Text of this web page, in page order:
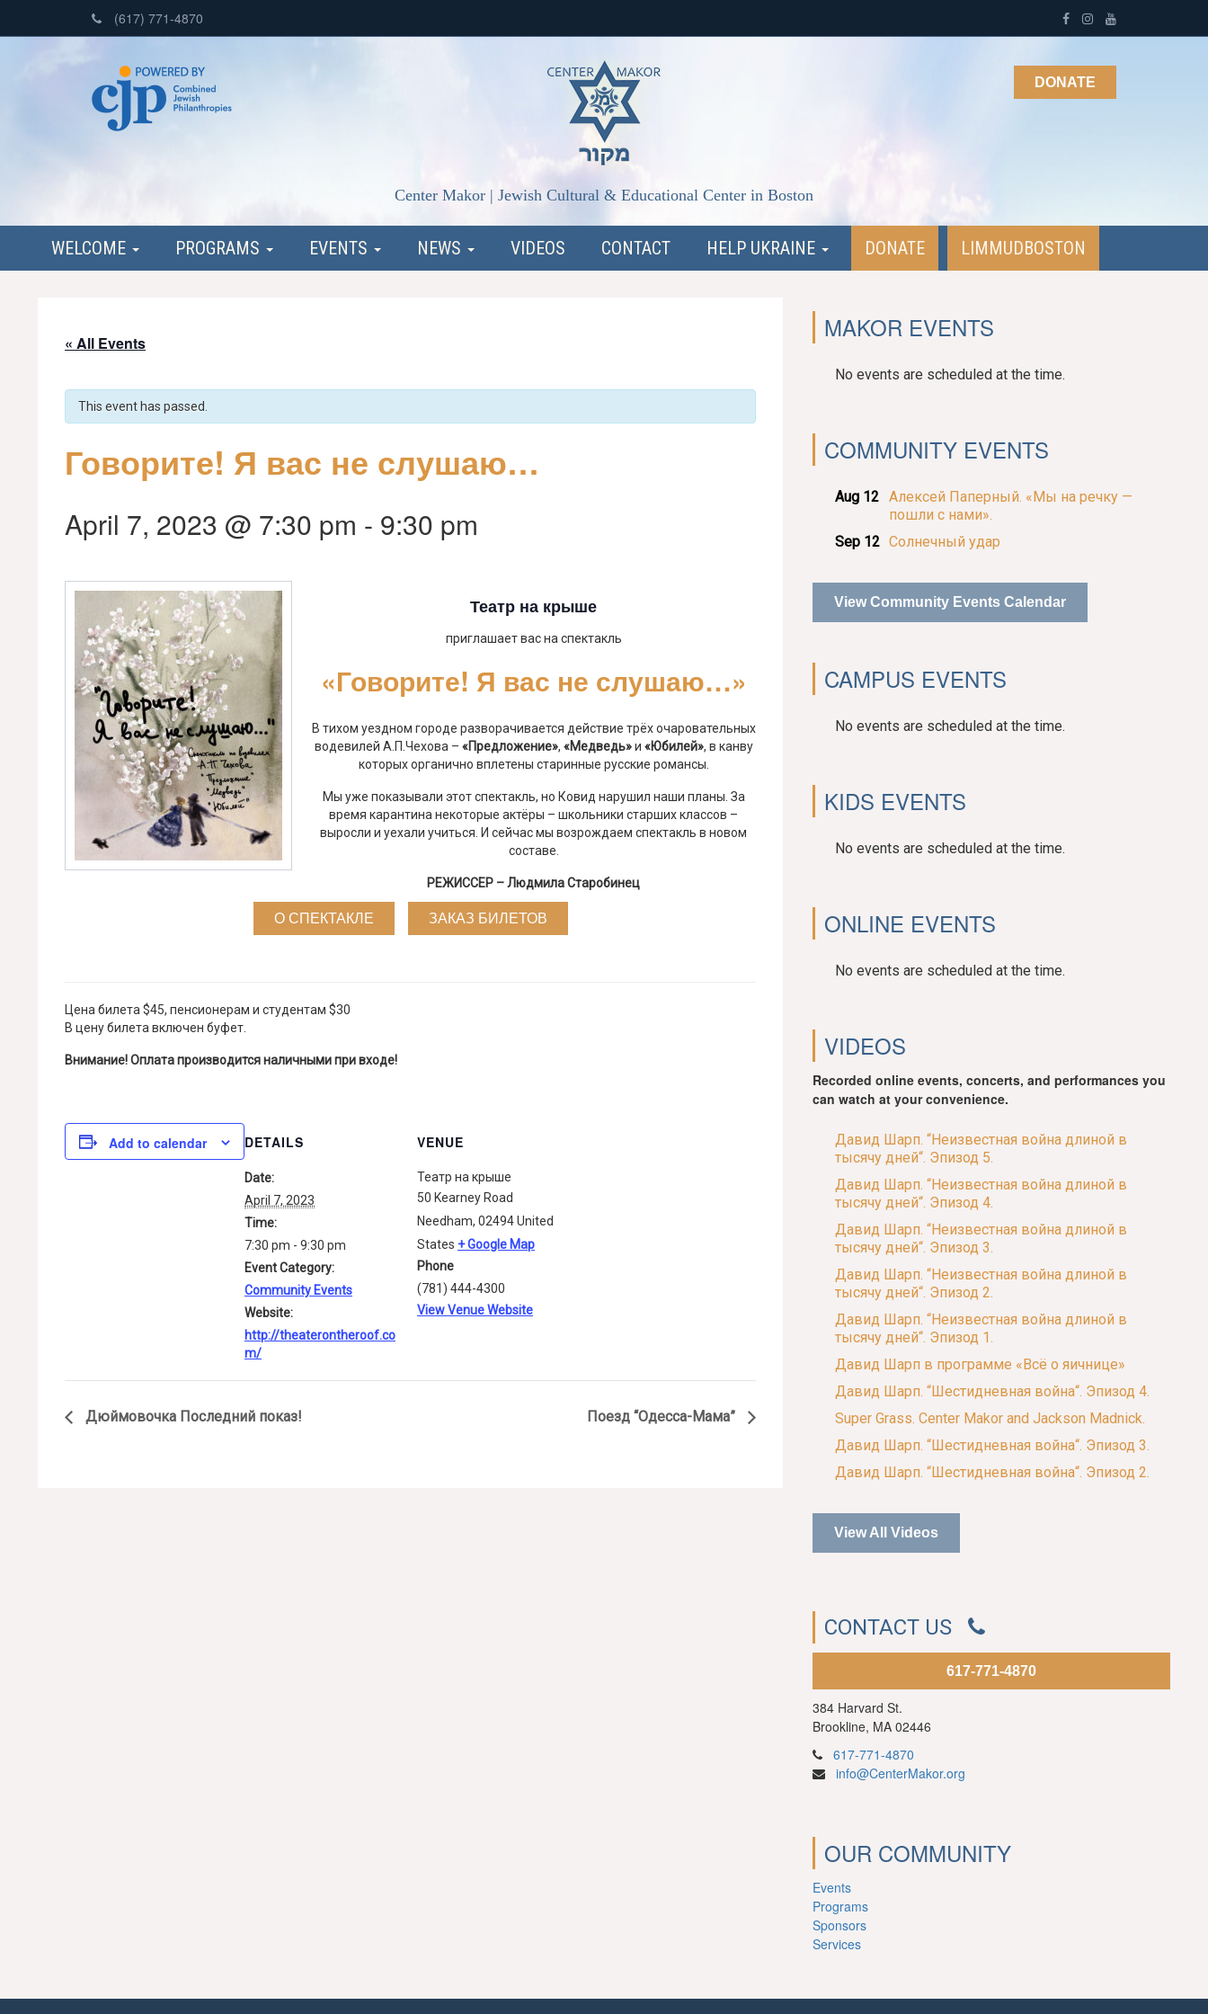
(617) 771-4870
Center Makor | Jewish Cultural & Educational Center in Boston
DONATE
WELCOME PROGRAMS EVENTS NEWS VIDEOS CONTACT HELP UKRAINE DONATE LIMMUDBOSTON
« All Events
This event has passed.
Говорите! Я вас не слушаю…
April 7, 2023 @ 7:30 pm - 9:30 pm
Театр на крыше
приглашает вас на спектакль
«Говорите! Я вас не слушаю…»
В тихом уездном городе разворачивается действие трёх очаровательных
водевилей А.П.Чехова – «Предложение», «Медведь»и «Юбилей», в канву
которых органично вплетены старинные русские романсы.
Мы уже показывали этот спектакль, но Ковид нарушил наши планы. За
время карантина некоторые актёры – школьники старших классов –
выросли и уехали учиться. И сейчас мы возрождаем спектакль в новом
составе.
РЕЖИССЕР – Людмила Старобинец
О СПЕКТАКЛЕ ЗАКАЗ БИЛЕТОВ
Цена билета $45, пенсионерам и студентам $30
В цену билета включен буфет.
Внимание! Оплата производится наличными при входе!
Add to calendar DETAILS
Date:
April 7, 2023
Time:
7:30 pm - 9:30 pm
Event Category:
Community Events
Website:
http://theaterontheroof.co
m/
VENUE
Театр на крыше
50 Kearney Road
Needham, 02494United
States + Google Map
Phone
(781) 444-4300
View Venue Website
Дюймовочка Последний показ! Поезд “Одесса-Мама”
MAKOR EVENTS
No events are scheduled at the time.
COMMUNITY EVENTS
Aug 12
Алексей Паперный. «Мы на речку —
пошли с нами».
Sep 12 Солнечный удар
View Community Events Calendar
CAMPUS EVENTS
No events are scheduled at the time.
KIDS EVENTS
No events are scheduled at the time.
ONLINE EVENTS
No events are scheduled at the time.
VIDEOS
Recorded online events, concerts, and performances you
can watch at your convenience.
Давид Шарп. “Неизвестная война длиной в
тысячу дней“. Эпизод 5.
Давид Шарп. “Неизвестная война длиной в
тысячу дней“. Эпизод 4.
Давид Шарп. “Неизвестная война длиной в
тысячу дней“. Эпизод 3.
Давид Шарп. “Неизвестная война длиной в
тысячу дней“. Эпизод 2.
Давид Шарп. “Неизвестная война длиной в
тысячу дней“. Эпизод 1.
Давид Шарп в программе «Всё о яичнице»
Давид Шарп. “Шестидневная война“. Эпизод 4.
Super Grass. Center Makor and Jackson Madnick.
Давид Шарп. “Шестидневная война“. Эпизод 3.
Давид Шарп. “Шестидневная война“. Эпизод 2.
View All Videos
CONTACT US
617-771-4870
384 Harvard St.
Brookline, MA 02446
617-771-4870
info@CenterMakor.org
OUR COMMUNITY
Events
Programs
Sponsors
Services